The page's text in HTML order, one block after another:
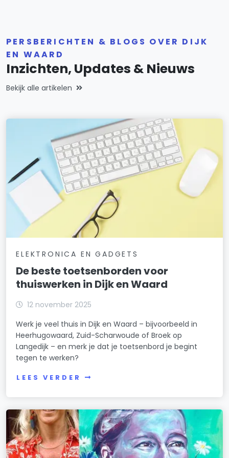
PERSBERICHTEN & BLOGS OVER DIJK
EN WAARD
Inzichten, Updates & Nieuws
Bekijk alle artikelen
ELEKTRONICA EN GADGETS
De beste toetsenborden voor
thuiswerken in Dijk en Waard
12 november 2025
Werk je veel thuis in Dijk en Waard – bijvoorbeeld in
Heerhugowaard, Zuid-Scharwoude of Broek op
Langedijk – en merk je dat je toetsenbord je begint
tegen te werken?
LEES VERDER